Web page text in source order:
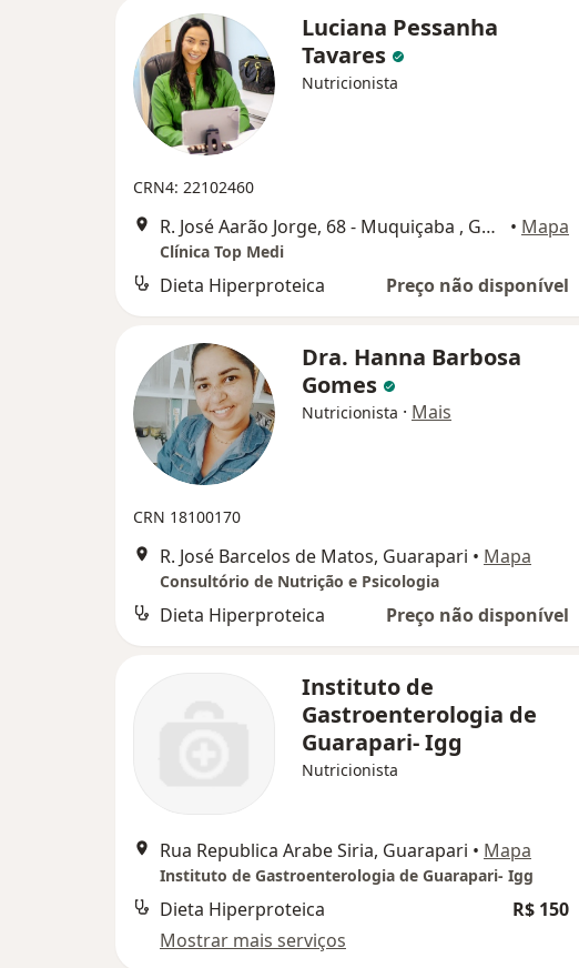
Luciana Pessanha
Tavares
Nutricionista
CRN4: 22102460
R. José Aarão Jorge, 68 - Muquiçaba , Guarapari • Mapa
Clínica Top Medi
Dieta Hiperproteica Preço não disponível
Dra. Hanna Barbosa
Gomes
Nutricionista · Mais
CRN 18100170
R. José Barcelos de Matos, Guarapari • Mapa
Consultório de Nutrição e Psicologia
Dieta Hiperproteica Preço não disponível
Instituto de
Gastroenterologia de
Guarapari- Igg
Nutricionista
Rua Republica Arabe Siria, Guarapari • Mapa
Instituto de Gastroenterologia de Guarapari- Igg
Dieta Hiperproteica
R$ 150
Mostrar mais serviços